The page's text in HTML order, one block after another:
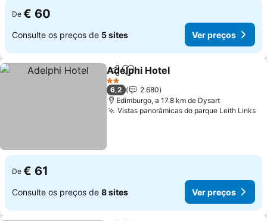
De € 60
Consulte os preços de 5 sites Ver preços
PartilharAdicionar aos favoritos
Adelphi Hotel
2 Estrelas
6,2
2.680
Edimburgo, a 17.8 km de Dysart
Vistas panorâmicas do parque Leith Links
De € 61
Consulte os preços de 8 sites Ver preços